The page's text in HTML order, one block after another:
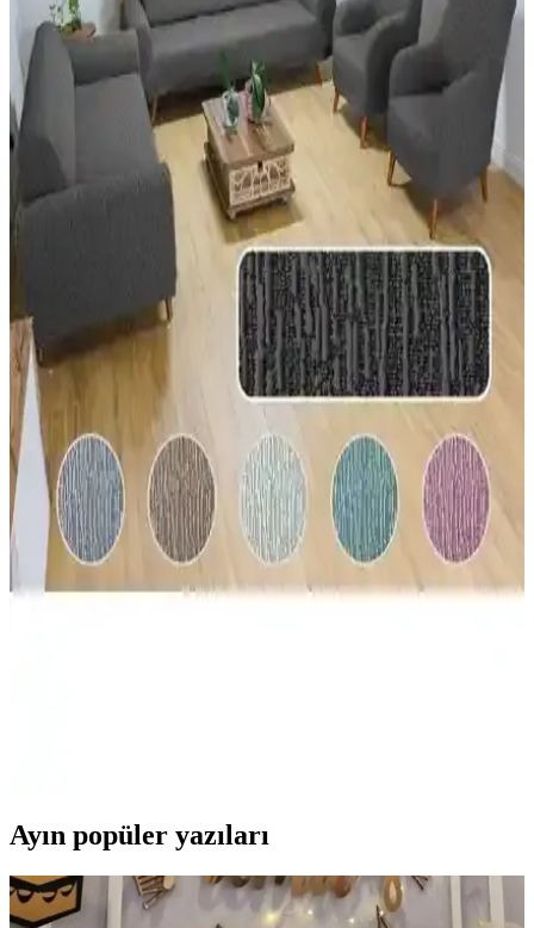
Kanepe ve sandalyelerden oluşan oturma düzenleri estetik ve sosyal
avantajlar sunarken, köşe koltuklar konfor ve samimiyet sağlar.
Tasarımda denge için renk, doku ve yerleşim önemlidir.
Kanepe Arkasına Ne Koymalı? Mekan Düzeninde
Estetik ve Fonksiyonel Çözümler
Kanepe arkasına konacak eşyalar mekanın estetiği ve işlevselliğini
etkiler. İnce konsol masalar, bitkiler, lambalar ve dekoratif objelerle
dengeli ve kullanışlı alanlar yaratılabilir.
Bütçe Dostu Mobilya Seçiminde Hayalinizdeki
Kanepeyi Bulmanın Yolları ve İpuçları
Bütçe dostu mobilya arayışında kişisel zevklerin önemi ve ikinci el
pazarının sunduğu fırsatlar öne çıkıyor. Doğru tercihlerle uygun
fiyatlı ve konforlu kanepe bulmak mümkün.
Pafu Hippo Yataklı Üçlü Koltuk: Krem Tonunda
Soho Kumaşla Modern ve Çok Yönlü Kullanım
Pafu Hippo Yataklı Üçlü Koltuk krem renkte Soho kumaş ve metal
iskeletle dayanıklı tasarım sunar. 180 cm genişlik ve 78 cm derinlikli
oturma alanı günlük konfor sağlar; misafirler için hızlı yatak
dönüşümü ile modern dekorla uyum gücü vurgulanır ve günlük
kullanımda pratik çözüm sağlar.
Ayın popüler yazıları